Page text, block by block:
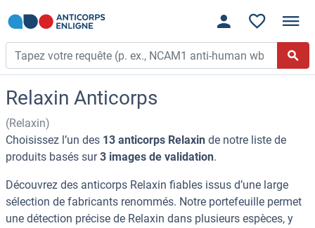
Relaxin Anticorps
(Relaxin)
Choisissez l’un des 13 anticorps Relaxin de notre liste de
produits basés sur3 images de validation.
Découvrez des anticorps Relaxin fiables issus d’une large
sélection de fabricants renommés. Notre portefeuille permet
une détection précise de Relaxin dans plusieurs espèces, y